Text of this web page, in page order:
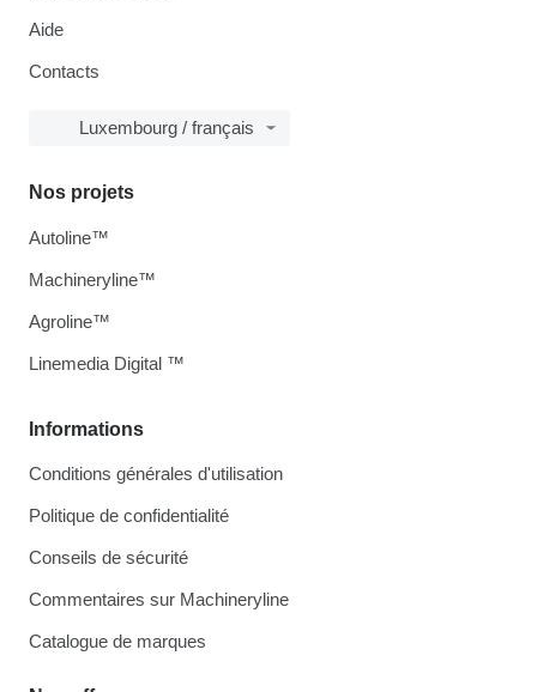
Aide
Contacts
Luxembourg / français
Informations
Conditions générales d'utilisation
Politique de confidentialité
Conseils de sécurité
Commentaires sur Machineryline
Catalogue de marques
Nos projets
Autoline™
Machineryline™
Agroline™
Linemedia Digital ™